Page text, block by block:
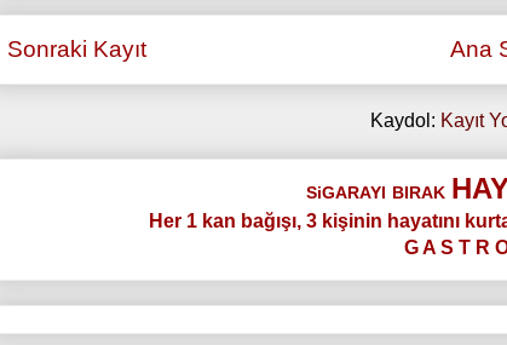
Sonraki Kayıt Ana
Kaydol: Kayıt
SiGARAYI BIRAK
Her 1 kan bağışı, 3 kişinin hayatını
G A S T R